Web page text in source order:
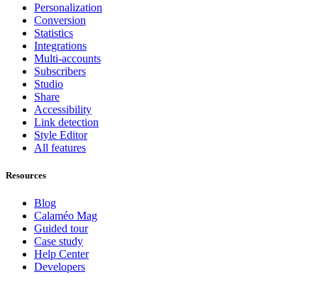
Personalization
Conversion
Statistics
Integrations
Multi-accounts
Subscribers
Studio
Share
Accessibility
Link detection
Style Editor
All features
Resources
Blog
Calaméo Mag
Guided tour
Case study
Help Center
Developers